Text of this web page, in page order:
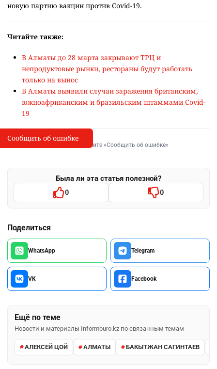
новую партию вакцин против Covid-19.
Читайте также:
В Алматы до 28 марта закрывают ТРЦ и
непродуктовые рынки, рестораны будут работать
только на вынос
В Алматы выявили случаи заражения британским,
южноафриканским и бразильским штаммами Covid-
19
I
Сообщить об опечатке
Выделите фрагмент и нажмите «Сообщить об ошибке»
Была ли эта статья полезной?
0 0
Поделиться
WhatsApp Telegram
VK Facebook
Ещё по теме
Новости и материалы Informburo.kz по связанным темам
АЛЕКСЕЙ ЦОЙ АЛМАТЫ БАКЫТЖАН САГИНТАЕВ
Сообщить об ошибке